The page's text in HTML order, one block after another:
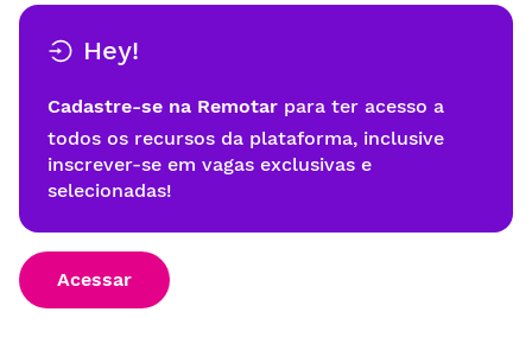
Hey!
Cadastre-se na Remotar para ter acesso a
todos os recursos da plataforma, inclusive
inscrever-se em vagas exclusivas e
selecionadas!
Acessar